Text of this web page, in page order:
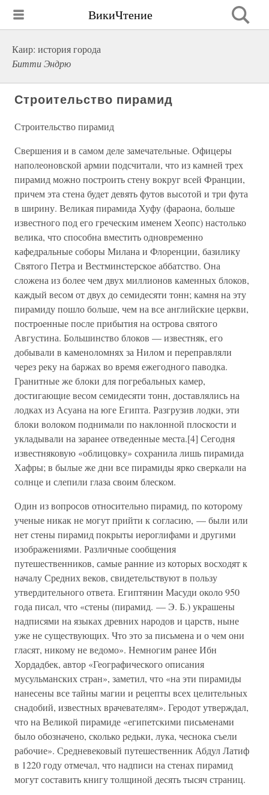
ВикиЧтение
Каир: история города
Битти Эндрю
Строительство пирамид
Строительство пирамид
Свершения и в самом деле замечательные. Офицеры
наполеоновской армии подсчитали, что из камней трех
пирамид можно построить стену вокруг всей Франции,
причем эта стена будет девять футов высотой и три фута
в ширину. Великая пирамида Хуфу (фараона, больше
известного под его греческим именем Хеопс) настолько
велика, что способна вместить одновременно
кафедральные соборы Милана и Флоренции, базилику
Святого Петра и Вестминстерское аббатство. Она
сложена из более чем двух миллионов каменных блоков,
каждый весом от двух до семидесяти тонн; камня на эту
пирамиду пошло больше, чем на все английские церкви,
построенные после прибытия на острова святого
Августина. Большинство блоков — известняк, его
добывали в каменоломнях за Нилом и переправляли
через реку на баржах во время ежегодного паводка.
Гранитные же блоки для погребальных камер,
достигающие весом семидесяти тонн, доставлялись на
лодках из Асуана на юге Египта. Разгрузив лодки, эти
блоки волоком поднимали по наклонной плоскости и
укладывали на заранее отведенные места.[4] Сегодня
известняковую «облицовку» сохранила лишь пирамида
Хафры; в былые же дни все пирамиды ярко сверкали на
солнце и слепили глаза своим блеском.
Один из вопросов относительно пирамид, по которому
ученые никак не могут прийти к согласию, — были или
нет стены пирамид покрыты иероглифами и другими
изображениями. Различные сообщения
путешественников, самые ранние из которых восходят к
началу Средних веков, свидетельствуют в пользу
утвердительного ответа. Египтянин Масуди около 950
года писал, что «стены (пирамид. — Э. Б.) украшены
надписями на языках древних народов и царств, ныне
уже не существующих. Что это за письмена и о чем они
гласят, никому не ведомо». Немногим ранее Ибн
Хордадбек, автор «Географического описания
мусульманских стран», заметил, что «на эти пирамиды
нанесены все тайны магии и рецепты всех целительных
снадобий, известных врачевателям». Геродот утверждал,
что на Великой пирамиде «египетскими письменами
было обозначено, сколько редьки, лука, чеснока съели
рабочие». Средневековый путешественник Абдул Латиф
в 1220 году отмечал, что надписи на стенах пирамид
могут составить книгу толщиной десять тысяч страниц.